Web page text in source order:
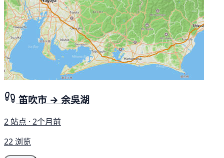
笛吹市 → 余吳湖
2 站点 · 2个月前
22 浏览